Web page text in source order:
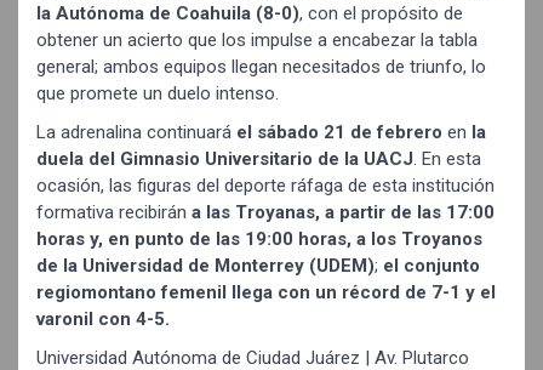
la Autónoma de Coahuila (8-0), con el propósito de
obtener un acierto que los impulse a encabezar la tabla
general; ambos equipos llegan necesitados de triunfo, lo
que promete un duelo intenso.
La adrenalina continuará el sábado 21 de febrero en la
duela del Gimnasio Universitario de la UACJ . En esta
ocasión, las figuras del deporte ráfaga de esta institución
formativa recibirán a las Troyanas, a partir de las 17:00
horas y, en punto de las 19:00 horas, a los Troyanos
de la Universidad de Monterrey (UDEM); el conjunto
regiomontano femenil llega con un récord de 7-1 y el
varonil con 4-5.
Universidad Autónoma de Ciudad Juárez | Av. Plutarco